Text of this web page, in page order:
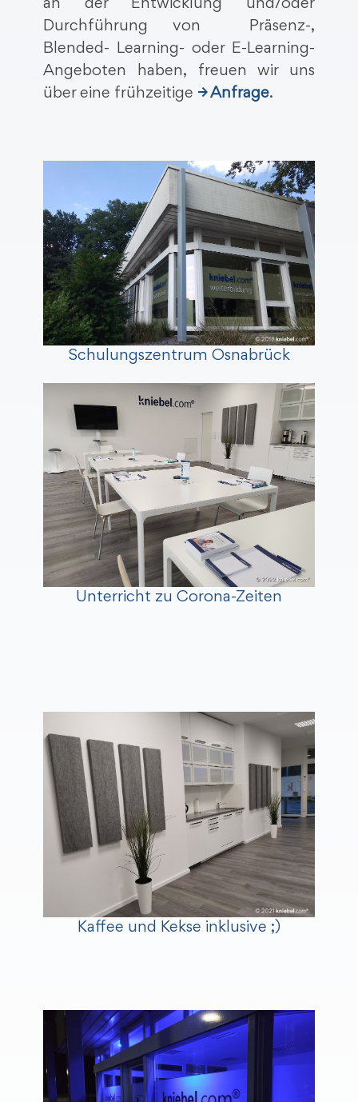
an der Entwicklung und/oder
Durchführung von Präsenz-,
Blended- Learning- oder E-Learning-
Angeboten haben, freuen wir uns
über eine frühzeitige → Anfrage.
Schulungszentrum Osnabrück
Unterricht zu Corona-Zeiten
Kaffee und Kekse inklusive ;)